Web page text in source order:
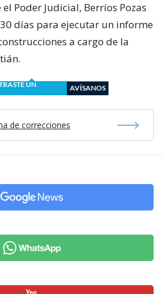
Poder Judicial, Berríos Pozas
días para ejecutar un informe
a cargo de la
UN
AVÍSANOS
de correcciones